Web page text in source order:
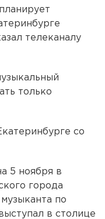
телеканалу
только
со
5 ноября в
города
по
в столице